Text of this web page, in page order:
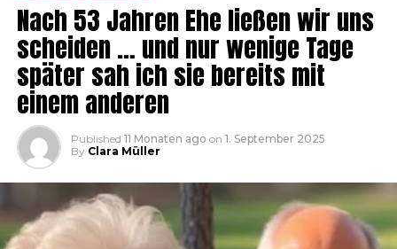
Nach 53 Jahren Ehe ließen wir uns
scheiden … und nur wenige Tage
später sah ich sie bereits mit
einem anderen
Published 11 Monaten ago on 1. September 2025
By Clara Müller